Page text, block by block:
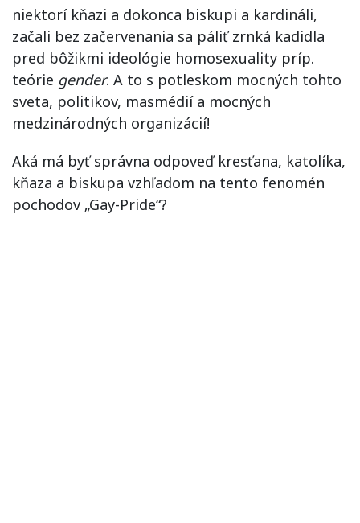
niektorí kňazi a dokonca biskupi a kardináli,
začali bez začervenania sa páliť zrnká kadidla
pred bôžikmi ideológie homosexuality príp.
teórie gender. A to s potleskom mocných tohto
sveta, politikov, masmédií a mocných
medzinárodných organizácií!
Aká má byť správna odpoveď kresťana, katolíka,
kňaza a biskupa vzhľadom na tento fenomén
pochodov „Gay-Pride“?